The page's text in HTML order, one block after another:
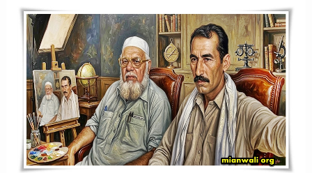
(Urdu
Shaairi
Majmua)